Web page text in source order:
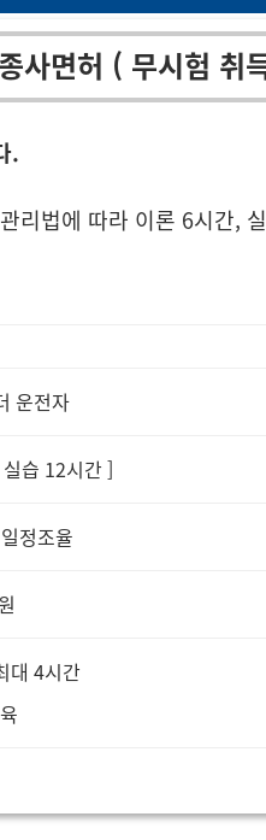
사면허 ( 무시험 취
.
리법에 따라 이론 6시간,
운전자
습 12시간 ]
정조율
대 4시간